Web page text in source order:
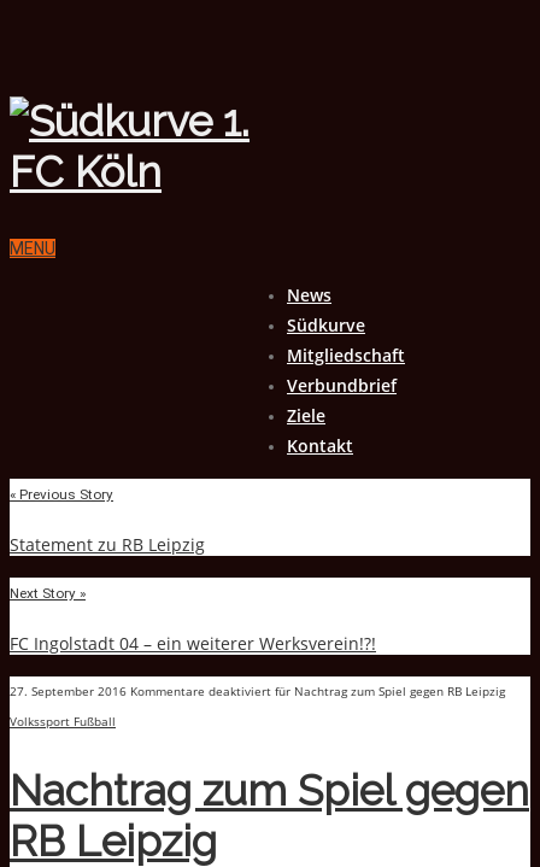
MENU
News
Südkurve
Mitgliedschaft
Verbundbrief
Ziele
Kontakt
« Previous Story
Statement zu RB Leipzig
Next Story »
FC Ingolstadt 04 – ein weiterer Werksverein!?!
27. September 2016 Kommentare deaktiviert für Nachtrag zum Spiel gegen RB Leipzig
Volkssport Fußball
Nachtrag zum Spiel gegen
RB Leipzig